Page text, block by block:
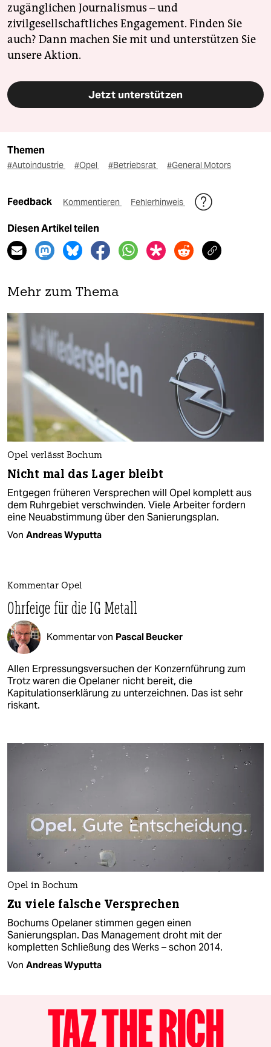
zugänglichen Journalismus – und
zivilgesellschaftliches Engagement. Finden Sie
auch? Dann machen Sie mit und unterstützen Sie
unsere Aktion.
Jetzt unterstützen
Themen
#Autoindustrie #Opel #Betriebsrat #General Motors
Feedback Kommentieren Fehlerhinweis
Diesen Artikel teilen
Mehr zum Thema
Opel verlässt Bochum
Nicht mal das Lager bleibt
Entgegen früheren Versprechen will Opel komplett aus
dem Ruhrgebiet verschwinden. Viele Arbeiter fordern
eine Neuabstimmung über den Sanierungsplan.
Von Andreas Wyputta
Kommentar Opel
Ohrfeige für die IG Metall
Kommentar von Pascal Beucker
Allen Erpressungsversuchen der Konzernführung zum
Trotz waren die Opelaner nicht bereit, die
Kapitulationserklärung zu unterzeichnen. Das ist sehr
riskant.
Opel in Bochum
Zu viele falsche Versprechen
Bochums Opelaner stimmen gegen einen
Sanierungsplan. Das Management droht mit der
kompletten Schließung des Werks – schon 2014.
Von Andreas Wyputta